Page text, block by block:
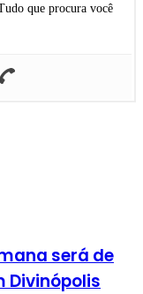
que procura você
será de
Divinópolis